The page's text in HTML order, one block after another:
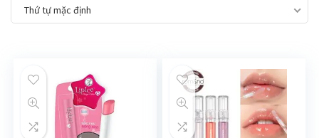
Thứ tự mặc định